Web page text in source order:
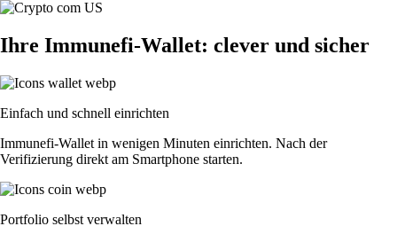
Ihre Immunefi-Wallet: clever und sicher
Einfach und schnell einrichten
Immunefi-Wallet in wenigen Minuten einrichten. Nach der
Verifizierung direkt am Smartphone starten.
Portfolio selbst verwalten